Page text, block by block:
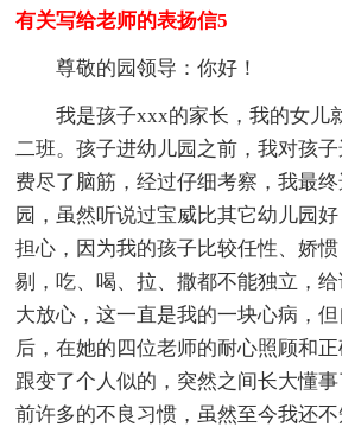
有关写给老师的表扬信5
尊敬的园领导：你好！
我是孩子xxx的家长，我的女儿
二班。孩子进幼儿园之前，我对孩
费尽了脑筋，经过仔细考察，我最
园，虽然听说过宝威比其它幼儿园
担心，因为我的孩子比较任性、娇
剔，吃、喝、拉、撒都不能独立，
大放心，这一直是我的一块心病，
后，在她的四位老师的耐心照顾和
跟变了个人似的，突然之间长大懂
前许多的不良习惯，虽然至今我还